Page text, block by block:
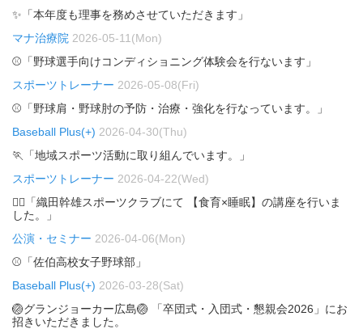
✨「本年度も理事を務めさせていただきます」
マナ治療院 2026-05-11(Mon)
⚾「野球選手向けコンディショニング体験会を行ないます」
スポーツトレーナー 2026-05-08(Fri)
⚾「野球肩・野球肘の予防・治療・強化を行なっています。」
Baseball Plus(+) 2026-04-30(Thu)
🏃「地域スポーツ活動に取り組んでいます。」
スポーツトレーナー 2026-04-22(Wed)
🏃‍♂️「織田幹雄スポーツクラブにて 【食育×睡眠】の講座を行いま
した。」
公演・セミナー 2026-04-06(Mon)
⚾「佐伯高校女子野球部」
Baseball Plus(+) 2026-03-28(Sat)
🏐グランジョーカー広島🏐 「卒団式・入団式・懇親会2026」にお
招きいただきました。